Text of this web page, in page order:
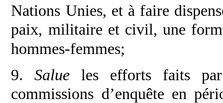
Nations Unies, et à faire
paix, militaire et civil, une
hommes-femmes;
9.Salueles efforts faits
commissions d’enquête en